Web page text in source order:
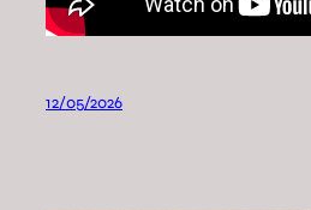
12/05/2026